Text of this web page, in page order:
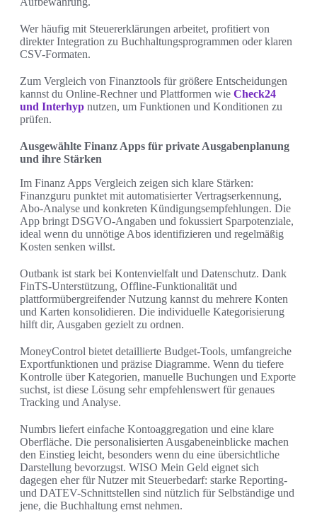
Wer häufig mit Steuererklärungen arbeitet, profitiert von
direkter Integration zu Buchhaltungsprogrammen oder klaren
CSV-Formaten.
Zum Vergleich von Finanztools für größere Entscheidungen
kannst du Online-Rechner und Plattformen wie Check24
und Interhyp nutzen, um Funktionen und Konditionen zu
prüfen.
Ausgewählte Finanz Apps für private Ausgabenplanung
und ihre Stärken
Im Finanz Apps Vergleich zeigen sich klare Stärken:
Finanzguru punktet mit automatisierter Vertragserkennung,
Abo-Analyse und konkreten Kündigungsempfehlungen. Die
App bringt DSGVO-Angaben und fokussiert Sparpotenziale,
ideal wenn du unnötige Abos identifizieren und regelmäßig
Kosten senken willst.
Outbank ist stark bei Kontenvielfalt und Datenschutz. Dank
FinTS-Unterstützung, Offline-Funktionalität und
plattformübergreifender Nutzung kannst du mehrere Konten
und Karten konsolidieren. Die individuelle Kategorisierung
hilft dir, Ausgaben gezielt zu ordnen.
MoneyControl bietet detaillierte Budget-Tools, umfangreiche
Exportfunktionen und präzise Diagramme. Wenn du tiefere
Kontrolle über Kategorien, manuelle Buchungen und Exporte
suchst, ist diese Lösung sehr empfehlenswert für genaues
Tracking und Analyse.
Numbrs liefert einfache Kontoaggregation und eine klare
Oberfläche. Die personalisierten Ausgabeneinblicke machen
den Einstieg leicht, besonders wenn du eine übersichtliche
Darstellung bevorzugst. WISO Mein Geld eignet sich
dagegen eher für Nutzer mit Steuerbedarf: starke Reporting-
und DATEV-Schnittstellen sind nützlich für Selbständige und
jene, die Buchhaltung ernst nehmen.